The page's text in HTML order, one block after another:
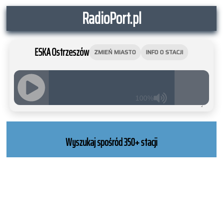
RadioPort.pl
ESKA Ostrzeszów ZMIEŃ MIASTO INFO O STACJI
100%
RADIO
WORDPRESS
Wyszukaj spośród 350+ stacji